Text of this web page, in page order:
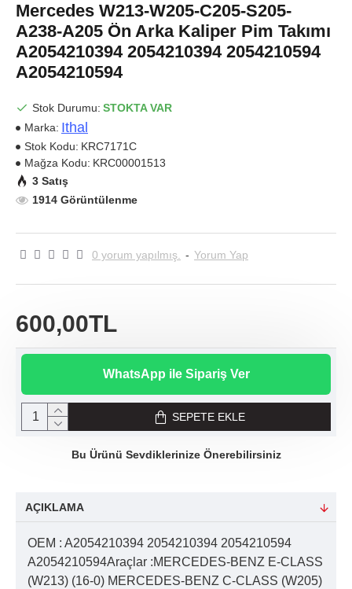
Mercedes W213-W205-C205-S205-
A238-A205 Ön Arka Kaliper Pim Takımı
A2054210394 2054210394 2054210594
A2054210594
Stok Durumu: STOKTA VAR
Marka: Ithal
Stok Kodu: KRC7171C
Mağza Kodu: KRC00001513
3 Satış
1914 Görüntülenme
0 yorum yapılmış. - Yorum Yap
600,00TL
WhatsApp ile Sipariş Ver
SEPETE EKLE
Bu Ürünü Sevdiklerinize Önerebilirsiniz
AÇIKLAMA
OEM : A2054210394 2054210394 2054210594
A2054210594Araçlar :MERCEDES-BENZ E-CLASS
(W213) (16-0) MERCEDES-BENZ C-CLASS (W205)